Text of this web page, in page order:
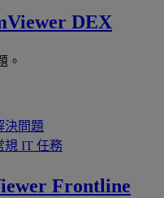
DEX
。
決問題
規 IT 任務
Frontline